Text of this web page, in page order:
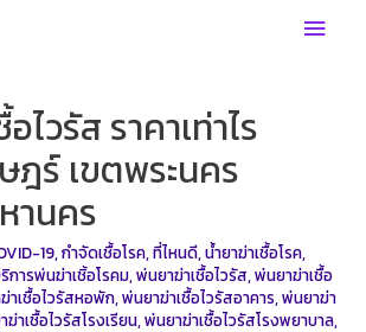
Main
ไวรัส ราคาเท่าไร
ฎร์ เขตพระนคร
านคร
19,กำจัดเชื้อโรค,ที่ไหนดี,น้ำยาฆ่าเชื้อโรค,
การพ่นฆ่าเชิ้อโรคม,พ่นยาฆ่าเชื้อไวรัส,พ่นยาฆ่าเชื้อ
าเชื้อไวรัสหอพัก,พ่นยาฆ่าเชื้อไวรัสอาคาร,พ่นยาฆ่า
าเชื้อไวรัสโรงเรียน,พ่นยาฆ่าเชื้อไวรัสโรงพยาบาล,